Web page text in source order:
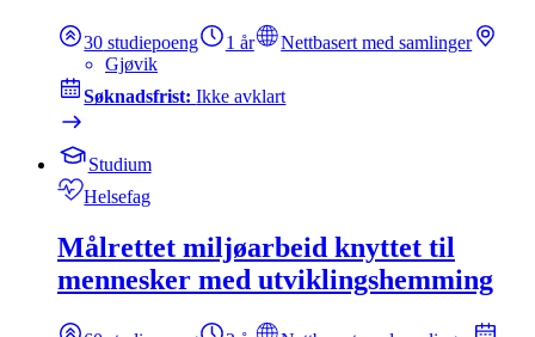
30 studiepoeng 1 år
Nettbasert med samlinger
Gjøvik
Søknadsfrist:Ikke avklart
Studium
Helsefag
Målrettet miljøarbeid knyttet til
mennesker med utviklingshemming